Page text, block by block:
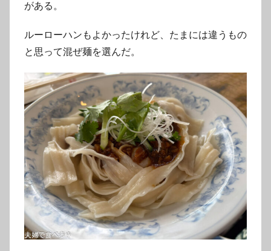
がある。
ルーローハンもよかったけれど、たまには違うもの
と思って混ぜ麺を選んだ。